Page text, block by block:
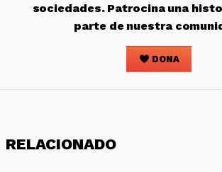
sociedades. Patrocina una
parte de nuestra
DONA
RELACIONADO